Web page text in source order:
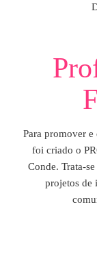
Para promover e
foi criado o
Conde. Trata-
projetos de